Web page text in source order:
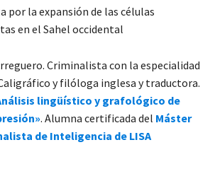
por la expansión de las células
en el Sahel occidental
Criminalista con la especialidad
y filóloga inglesa y traductora.
lingüístico y grafológico de
. Alumna certificada del Máster
de Inteligencia de LISA